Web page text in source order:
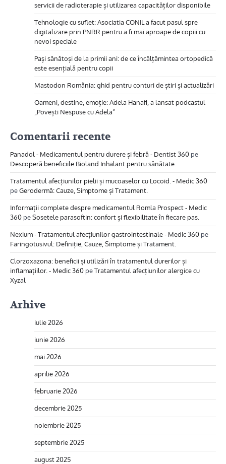
servicii de radioterapie și utilizarea capacităților disponibile
Tehnologie cu suflet: Asociatia CONIL a facut pasul spre
digitalizare prin PNRR pentru a fi mai aproape de copiii cu
nevoi speciale
Pași sănătoși de la primii ani: de ce încălțămintea ortopedică
este esențială pentru copii
Mastodon România: ghid pentru conturi de știri și actualizări
Oameni, destine, emoție: Adela Hanafi, a lansat podcastul
„Povești Nespuse cu Adela”
Comentarii recente
Panadol - Medicamentul pentru durere și febră - Dentist 360 pe
Descoperă beneficiile Bioland Inhalant pentru sănătate.
Tratamentul afecțiunilor pielii și mucoaselor cu Locoid. - Medic 360
peGerodermă: Cauze, Simptome și Tratament.
Informații complete despre medicamentul Romla Prospect - Medic
360 peSosetele parasoftin: confort și flexibilitate în fiecare pas.
Nexium - Tratamentul afecțiunilor gastrointestinale - Medic 360 pe
Faringotusivul: Definiție, Cauze, Simptome și Tratament.
Clorzoxazona: beneficii și utilizări în tratamentul durerilor și
inflamațiilor. - Medic 360 peTratamentul afecțiunilor alergice cu
Xyzal
Arhive
iulie 2026
iunie 2026
mai 2026
aprilie 2026
februarie 2026
decembrie 2025
noiembrie 2025
septembrie 2025
august 2025